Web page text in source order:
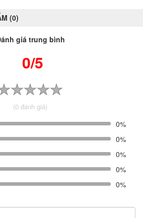
(0)
giá trung bình
0/5
(0 đánh giá)
0%
0%
0%
0%
0%